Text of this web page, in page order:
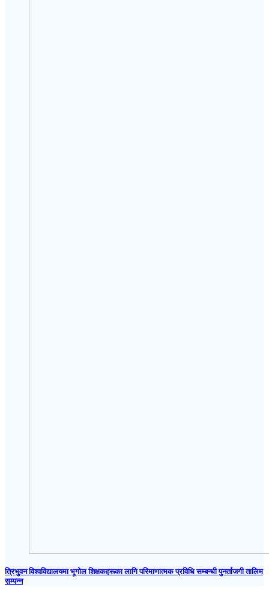
त्रिभुवन विश्वविद्यालयमा भूगोल शिक्षकहरूका लागि परिमाणात्मक प्रविधि सम्बन्धी पुनर्ताजगी तालिम
सम्पन्न